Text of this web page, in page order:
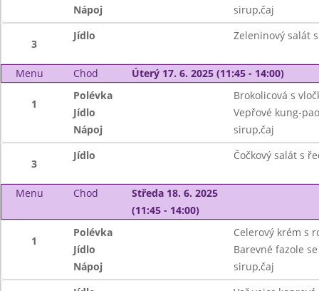
Nápoj
sirup,čaj
3
Jídlo Zeleninový salát
Menu Chod Úterý 17. 6. 2025 (11:45 - 14:00)
1
Polévka
Brokolicová s
Jídlo
Vepřové kung-
Nápoj
sirup,čaj
3
Jídlo Čočkový salát s
Menu Chod
Středa 18. 6. 2025
(11:45 - 14:00)
1
Polévka
Celerový krém s
Jídlo
Barevné fazole
Nápoj
sirup,čaj